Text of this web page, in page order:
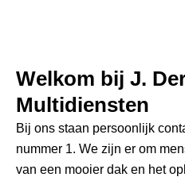
Welkom bij J.
Multidiensten
Bij ons staan persoonlijk
nummer 1. We zijn er om
van een mooier dak en het